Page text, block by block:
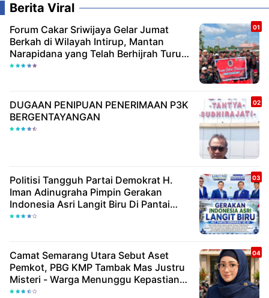
Berita Viral
Forum Cakar Sriwijaya Gelar Jumat
Berkah di Wilayah Intirup, Mantan
Narapidana yang Telah Berhijrah Turut
Berbagi Kebaikan
DUGAAN PENIPUAN PENERIMAAN P3K
BERGENTAYANGAN
Politisi Tangguh Partai Demokrat H.
Iman Adinugraha Pimpin Gerakan
Indonesia Asri Langit Biru Di Pantai
Citepus
Camat Semarang Utara Sebut Aset
Pemkot, PBG KMP Tambak Mas Justru
Misteri - Warga Menunggu Kepastian
Hukum